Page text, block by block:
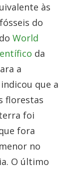
às
do
World
da
a
que a
florestas
foi
fora
no
O último